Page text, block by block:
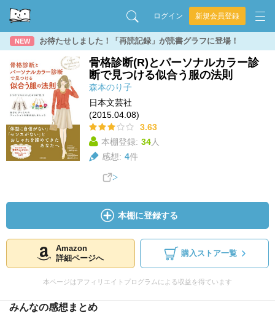
ログイン 新規会員登録
NEW お待たせしました！「再読記録」が読書グラフに登場！
骨格診断(R)とパーソナルカラー診
断で見つける似合う服の法則
森本のり子
日本文芸社
(2015.04.08)
3.63
本棚登録: 34人
感想: 4件
本棚に登録する
Amazon
詳細ページへ
購入ストア一覧
本ページはアフィリエイトプログラムによる収益を得ています
みんなの感想まとめ